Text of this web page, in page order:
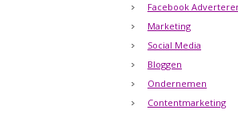
Facebook
Marketing
Social Media
Bloggen
Ondernemen
Contentmarketing